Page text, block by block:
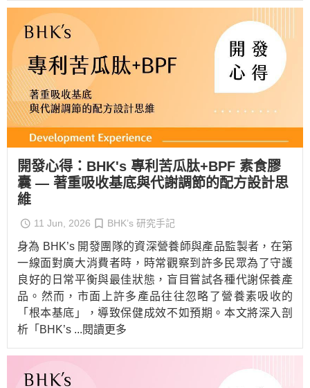
開發心得：BHK's 專利苦瓜肽+BPF 素食膠
囊 — 著重吸收基底與代謝調節的配方設計思
維
11 Jun, 2026 BHK’s 研究手記
身為 BHK’s 開發團隊的資深營養師與產品監製者，在第
一線面對廣大消費者時，時常觀察到許多民眾為了守護
良好的日常平衡與最佳狀態，盲目嘗試各種代謝保養產
品。然而，市面上許多產品往往忽略了營養素吸收的
「根本基底」，導致保健成效不如預期。本文將深入剖
析「BHK’s ...閱讀更多